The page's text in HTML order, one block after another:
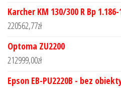
Karcher KM 130/300 R Bp 1.186-
220562,77zł
Optoma ZU2200
212999,00zł
Epson EB-PU2220B - bez